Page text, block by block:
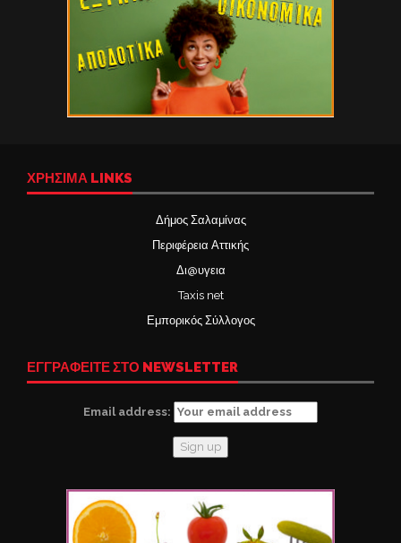
ΧΡΉΣΙΜΑ LINKS
Δήμος Σαλαμίνας
Περιφέρεια Αττικής
Δι@υγεια
Taxis net
Εμπορικός Σύλλογος
ΕΓΓΡΑΦΕΙΤΕ ΣΤΟ NEWSLETTER
Email address: